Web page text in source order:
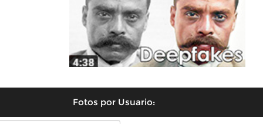
Fotos por Usuario: